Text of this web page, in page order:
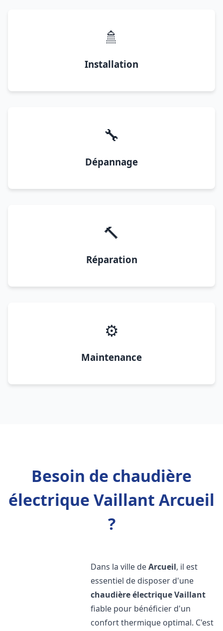
🚿
Installation
🔧
Dépannage
🔨
Réparation
⚙️
Maintenance
Besoin de chaudière
électrique Vaillant Arcueil
?
Dans la ville deArcueil, il est
essentiel de disposer d'une
chaudière électrique Vaillant
fiable pour bénéficier d'un
confort thermique optimal. C'est